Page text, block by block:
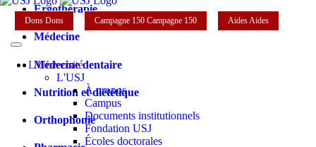
Dons Dons Campagne 150 Campagne 150 AidesAides
L'Université
L'USJ
À propos
Campus
Documents institutionnels
Fondation USJ
Écoles doctorales
Ergothérapie
Médecine
Médecine dentaire
Nutrition et diététique
Orthophonie